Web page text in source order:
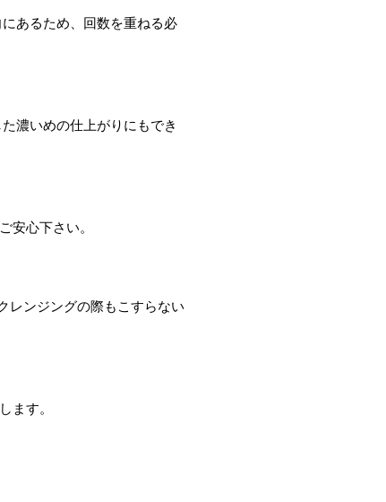
あるため、回数を重ねる必
濃いめの仕上がりにもでき
安心下さい。
レンジングの際もこすらない
ます。